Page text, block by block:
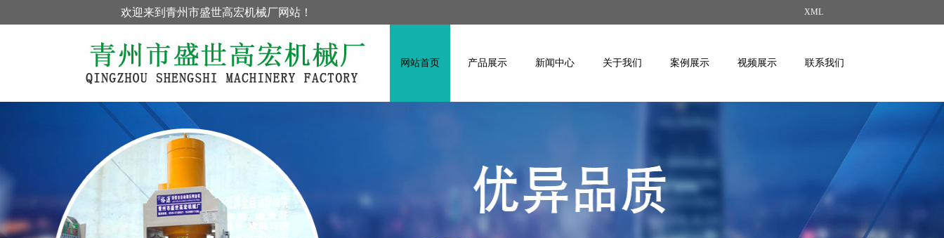
欢迎来到青州市盛世高宏机械厂网站！ XML
网站首页 产品展示 新闻中心 关于我们 案例展示 视频展示 联系我们